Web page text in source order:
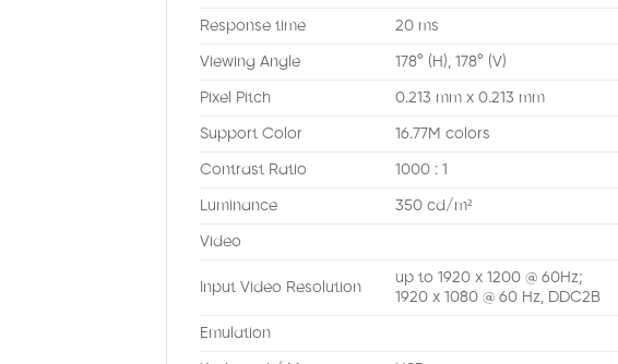
Response time 20 ms
Viewing Angle 178° (H), 178° (V)
Pixel Pitch 0.213 mm x 0.213 mm
Support Color 16.77M colors
Contrast Ratio 1000 : 1
Luminance 350 cd/m²
Video
Input Video Resolution
up to 1920 x 1200 @ 60Hz;
1920 x 1080 @ 60 Hz, DDC2B
Emulation